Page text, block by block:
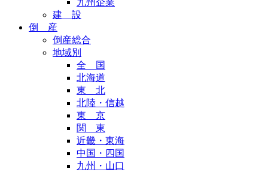
建 設
倒 産
倒産総合
地域別
全 国
北海道
東 北
北陸・信越
東 京
関 東
近畿・東海
中国・四国
九州・山口